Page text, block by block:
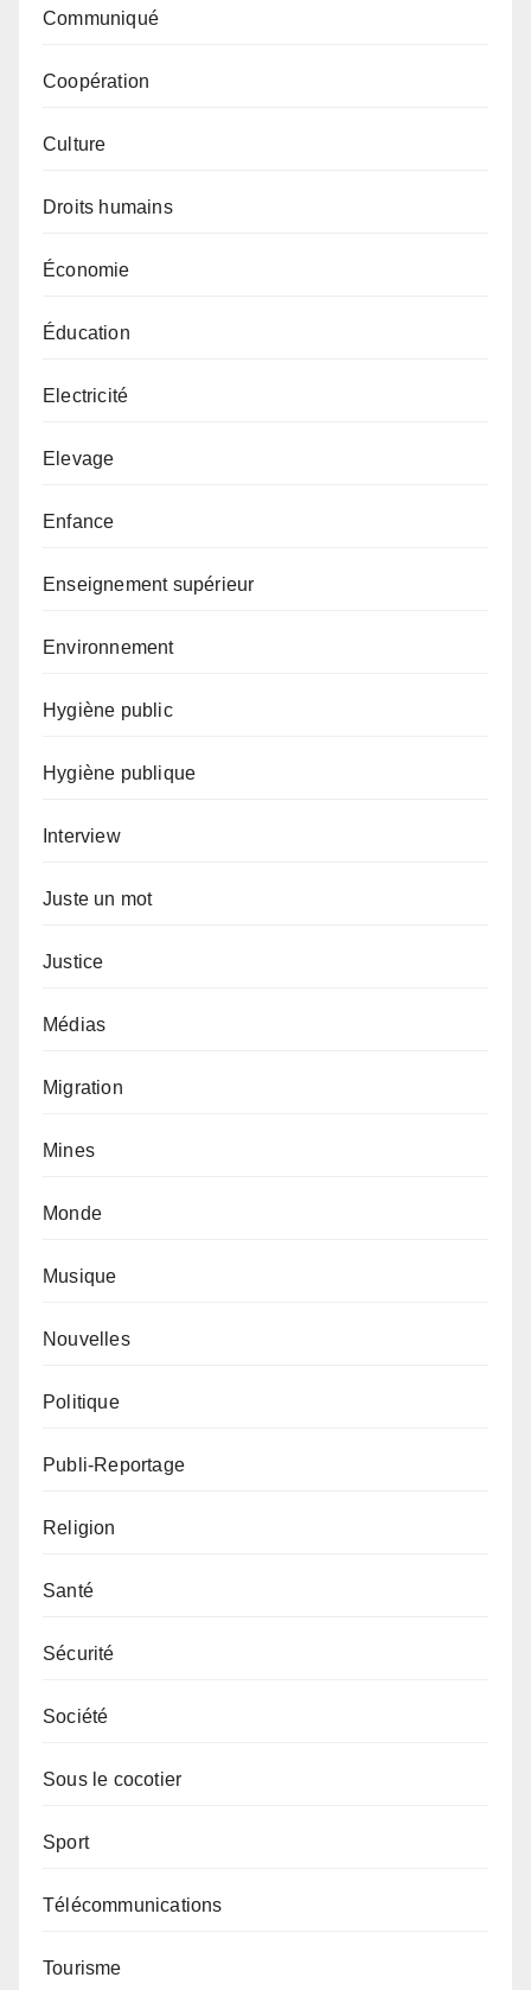
Communiqué
Coopération
Culture
Droits humains
Économie
Éducation
Electricité
Elevage
Enfance
Enseignement supérieur
Environnement
Hygiène public
Hygiène publique
Interview
Juste un mot
Justice
Médias
Migration
Mines
Monde
Musique
Nouvelles
Politique
Publi-Reportage
Religion
Santé
Sécurité
Société
Sous le cocotier
Sport
Télécommunications
Tourisme